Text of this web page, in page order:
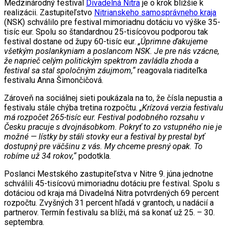
Medzinárodný festival Divadelná Nitra je o krok bližšie k
realizácii. Zastupiteľstvo Nitrianskeho samosprávneho kraja
(NSK) schválilo pre festival mimoriadnu dotáciu vo výške 35-
tisíc eur. Spolu so štandardnou 25-tisícovou podporou tak
festival dostane od župy 60-tisíc eur. „Úprimne ďakujeme
všetkým poslankyniam a poslancom NSK. Je pre nás vzácne,
že naprieč celým politickým spektrom zavládla zhoda a
festival sa stal spoločným záujmom,“reagovala riaditeľka
festivalu Anna Šimončičová.
Zároveň na sociálnej sieti poukázala na to, že čísla nepustia a
festivalu stále chýba tretina rozpočtu. „Krízová verzia festivalu
má rozpočet 265-tisíc eur. Festival podobného rozsahu v
Česku pracuje s dvojnásobkom. Pokryť to zo vstupného nie je
možné — lístky by stáli stovky eur a festival by prestal byť
dostupný pre väčšinu z vás. My chceme presný opak. To
robíme už 34 rokov,“podotkla.
Poslanci Mestského zastupiteľstva v Nitre 9. júna jednotne
schválili 45-tisícovú mimoriadnu dotáciu pre festival. Spolu s
dotáciou od kraja má Divadelná Nitra potvrdených 69 percent
rozpočtu. Zvyšných 31 percent hľadá v grantoch, u nadácií a
partnerov. Termín festivalu sa blíži, má sa konať už 25. – 30.
septembra.